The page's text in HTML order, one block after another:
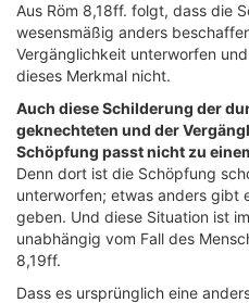
Aus Röm 8,18ff. folgt, dass die
wesensmäßig anders
Vergänglichkeit unterworfen
dieses Merkmal nicht.
Auch diese Schilderung der
geknechteten und der
Schöpfung passt nicht zu
Denn dort ist die Schöpfung
unterworfen; etwas anders gibt
geben. Und diese Situation ist
unabhängig vom Fall des
8,19ff.
Dass es ursprünglich eine